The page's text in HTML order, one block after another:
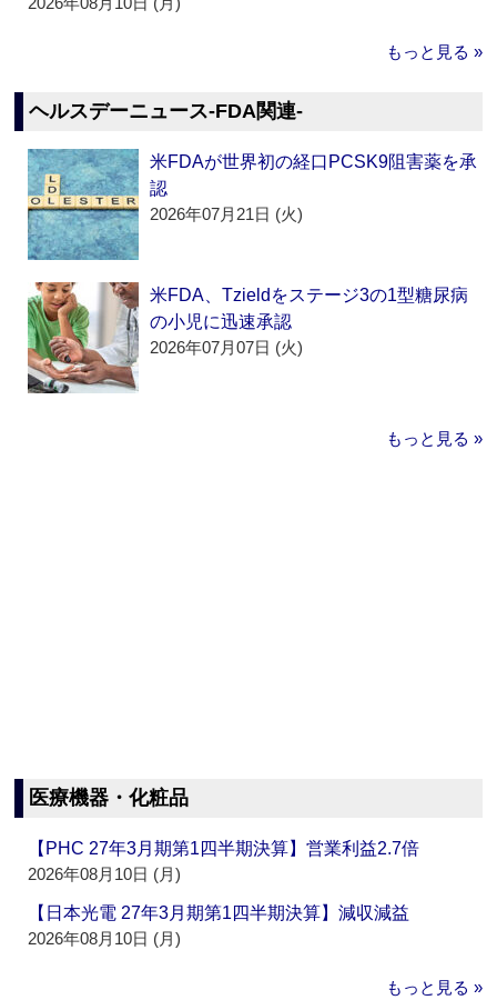
もっと見る »
ヘルスデーニュース‐FDA関連‐
米FDAが世界初の経口PCSK9阻害薬を承
認
2026年07月21日 (火)
米FDA、Tzieldをステージ3の1型糖尿病
の小児に迅速承認
2026年07月07日 (火)
もっと見る »
医療機器・化粧品
【PHC 27年3月期第1四半期決算】営業利益2.7倍
2026年08月10日 (月)
【日本光電 27年3月期第1四半期決算】減収減益
2026年08月10日 (月)
もっと見る »